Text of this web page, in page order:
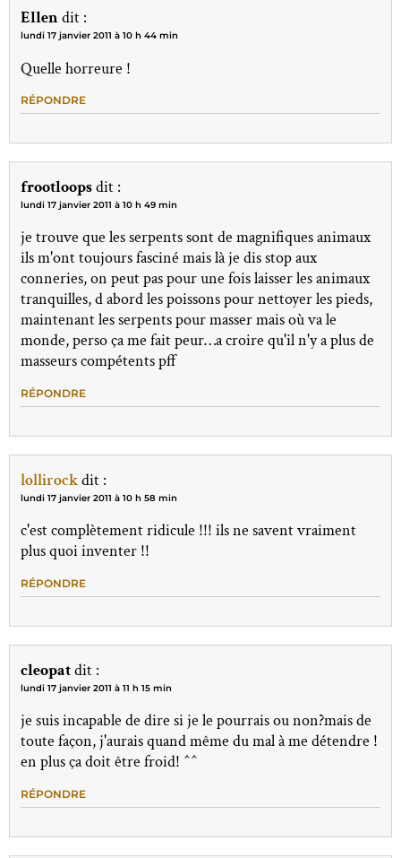
Ellendit :
lundi 17 janvier 2011 à 10 h 44 min
Quelle horreure !
RÉPONDRE
frootloopsdit :
lundi 17 janvier 2011 à 10 h 49 min
je trouve que les serpents sont de magnifiques animaux
ils m'ont toujours fasciné mais là je dis stop aux
conneries, on peut pas pour une fois laisser les animaux
tranquilles, d abord les poissons pour nettoyer les pieds,
maintenant les serpents pour masser mais où va le
monde, perso ça me fait peur…a croire qu'il n'y a plus de
masseurs compétents pff
RÉPONDRE
lollirockdit :
lundi 17 janvier 2011 à 10 h 58 min
c'est complètement ridicule !!! ils ne savent vraiment
plus quoi inventer !!
RÉPONDRE
cleopatdit :
lundi 17 janvier 2011 à 11 h 15 min
je suis incapable de dire si je le pourrais ou non?mais de
toute façon, j'aurais quand même du mal à me détendre !
en plus ça doit être froid! ^^
RÉPONDRE